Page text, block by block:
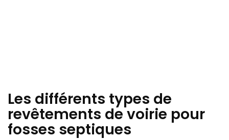
Les différents types de
revêtements de voirie pour
fosses septiques